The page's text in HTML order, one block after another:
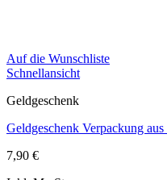
Auf die Wunschliste
Schnellansicht
Geldgeschenk
Geldgeschenk Verpackung
7,90 €